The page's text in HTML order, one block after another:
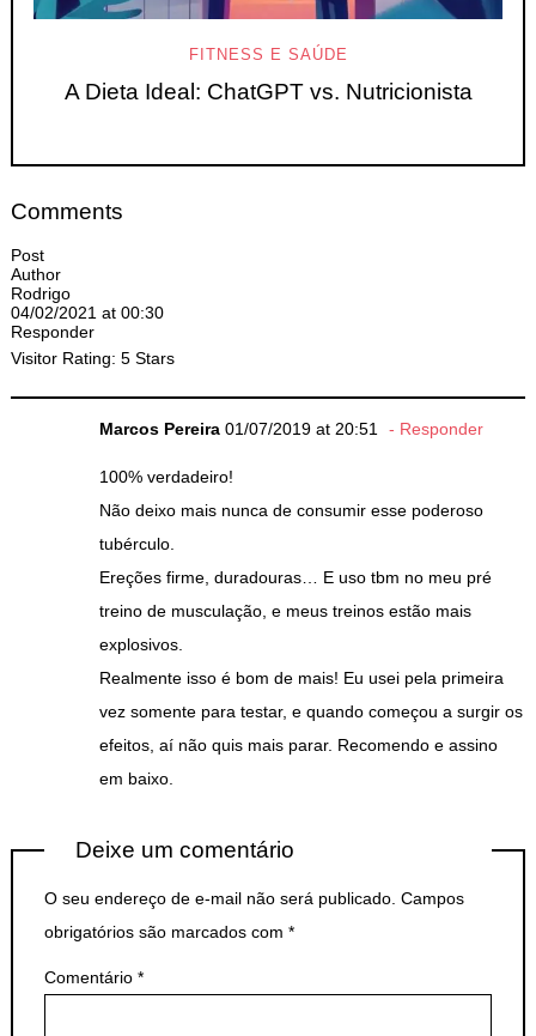
FITNESS E SAÚDE
A Dieta Ideal: ChatGPT vs. Nutricionista
Comments
Post
Author
Rodrigo
04/02/2021 at 00:30
Responder
Visitor Rating: 5 Stars
Marcos Pereira 01/07/2019 at 20:51 Responder
100% verdadeiro!
Não deixo mais nunca de consumir esse poderoso
tubérculo.
Ereções firme, duradouras… E uso tbm no meu pré
treino de musculação, e meus treinos estão mais
explosivos.
Realmente isso é bom de mais! Eu usei pela primeira
vez somente para testar, e quando começou a surgir os
efeitos, aí não quis mais parar. Recomendo e assino
em baixo.
Deixe um comentário
O seu endereço de e-mail não será publicado. Campos
obrigatórios são marcados com *
Comentário *